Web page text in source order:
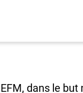
dans le